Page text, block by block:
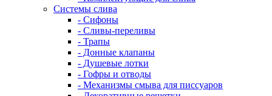
Системы слива
- Сифоны
- Сливы-переливы
- Трапы
- Донные клапаны
- Душевые лотки
- Гофры и отводы
- Механизмы смыва для писсуаров